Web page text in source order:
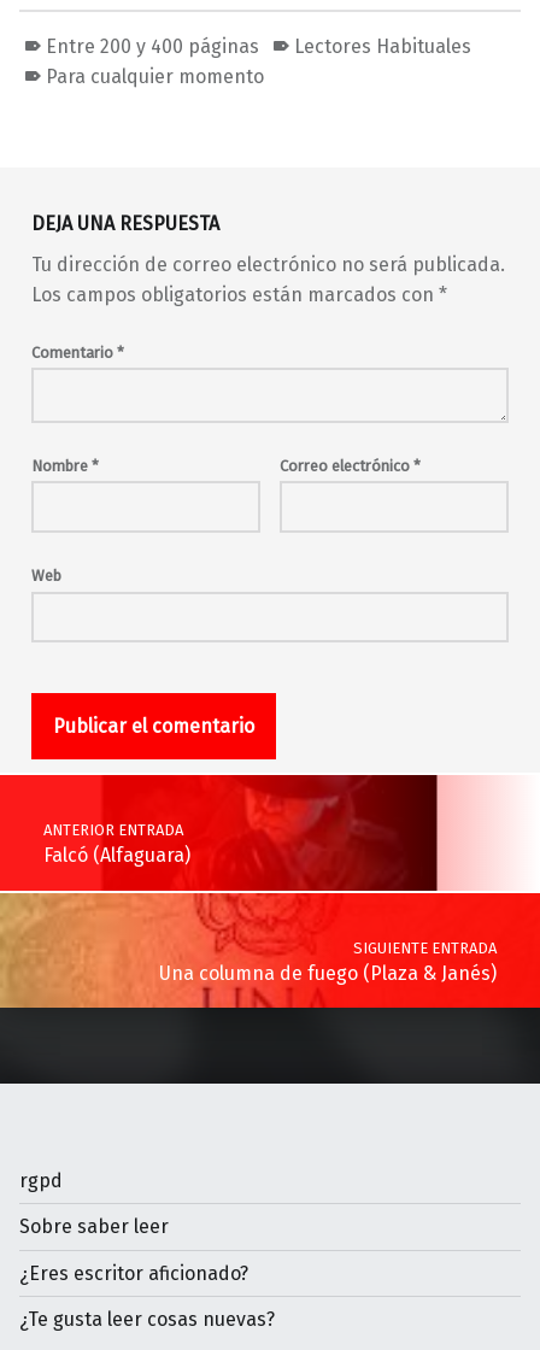
Entre 200 y 400 páginas
Lectores Habituales
Para cualquier momento
DEJA UNA RESPUESTA
Tu dirección de correo electrónico no será publicada.
Los campos obligatorios están marcados con *
Comentario *
Nombre * Correo electrónico *
Web
Navegación de entradas
ANTERIOR ENTRADA
Falcó (Alfaguara)
SIGUIENTE ENTRADA
Una columna de fuego (Plaza & Janés)
rgpd
Sobre saber leer
¿Eres escritor aficionado?
¿Te gusta leer cosas nuevas?